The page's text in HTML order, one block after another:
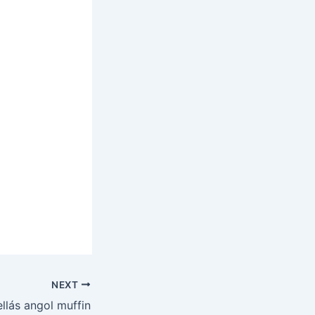
NEXT
angol muffin